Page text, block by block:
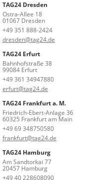
TAG24 Dresden
Ostra-Allee 18
01067 Dresden
+49 351 888-2424
dresden@tag24.de
TAG24 Erfurt
Bahnhofstraße 38
99084 Erfurt
+49 361 34947880
erfurt@tag24.de
TAG24 Frankfurt a. M.
Friedrich-Ebert-Anlage 36
60325 Frankfurt am Main
+49 69 348750580
frankfurt@tag24.de
TAG24 Hamburg
Am Sandtorkai 77
20457 Hamburg
+49 40 228608090